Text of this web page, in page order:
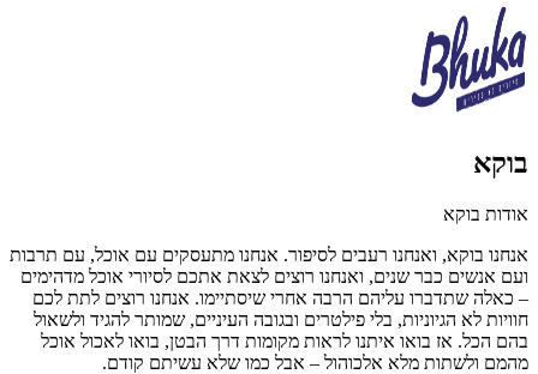
בוקא
אודות בוקא
אנחנו בוקא, ואנחנו רעבים לסיפור. אנחנו מתעסקים עם אוכל, עם תרבות
ועם אנשים כבר שנים, ואנחנו רוצים לצאת אתכם לסיורי אוכל מדהימים
– כאלה שתדברו עליהם הרבה אחרי שיסתיימו. אנחנו רוצים לתת לכם
חוויות לא הגיוניות, בלי פילטרים ובגובה העיניים, שמותר להגיד ולשאול
בהם הכל. אז בואו איתנו לראות מקומות דרך הבטן, בואו לאכול אוכל
מהמם ולשתות מלא אלכוהול – אבל כמו שלא עשיתם קודם.